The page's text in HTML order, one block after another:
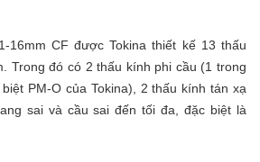
16mm CF được Tokina thiết kế 13 thấu
Trong đó có 2 thấu kính phi cầu (1 trong
PM-O của Tokina), 2 thấu kính tán xạ
sai và cầu sai đến tối đa, đặc biệt là